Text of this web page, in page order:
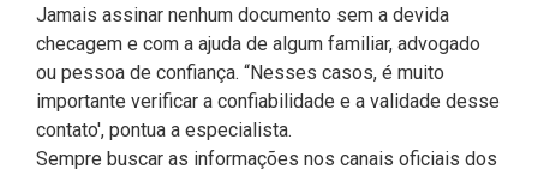
Jamais assinar nenhum documento sem a devida
checagem e com a ajuda de algum familiar, advogado
ou pessoa de confiança. “Nesses casos, é muito
importante verificar a confiabilidade e a validade desse
contato', pontua a especialista.
Sempre buscar as informações nos canais oficiais dos